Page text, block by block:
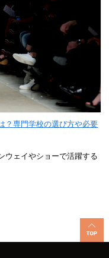
？専門学校の選び方や必要
ウェイやショーで活躍する